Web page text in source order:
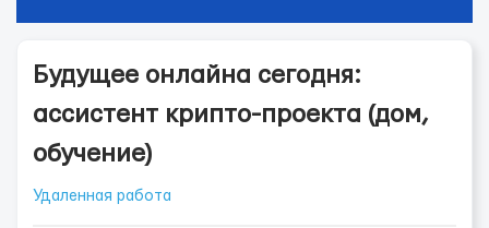
Будущее онлайна сегодня:
ассистент крипто-проекта (дом,
обучение)
Удаленная работа